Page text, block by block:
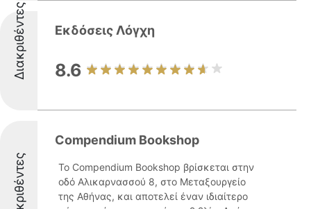
Διακριθέντες Εκδόσεις Λόγχη
8.6
Διακριθέντες
Compendium Bookshop
Το Compendium Bookshop βρίσκεται στην
οδό Αλικαρνασσού 8, στο Μεταξουργείο
της Αθήνας, και αποτελεί έναν ιδιαίτερο